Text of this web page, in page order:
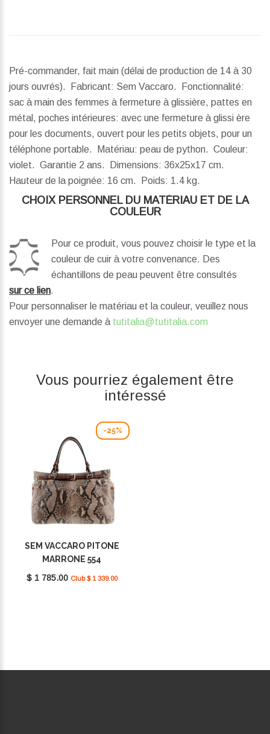
Pré-commander, fait main (délai de production de 14 à 30
jours ouvrés). Fabricant: Sem Vaccaro. Fonctionnalité:
sac à main des femmes à fermeture à glissière, pattes en
métal, poches intérieures: avec une fermeture à glissi ère
pour les documents, ouvert pour les petits objets, pour un
téléphone portable. Matériau: peau de python. Couleur:
violet. Garantie 2 ans.
Dimensions: 36x25x17 cm.
Hauteur de la poignée: 16 cm. Poids: 1.4 kg.
CHOIX PERSONNEL DU MATÉRIAU ET DE LA
COULEUR
Pour ce produit, vous pouvez choisir le type et la
couleur de cuir à votre convenance. Des
échantillons de peau peuvent être consultés
sur ce lien.
Pour personnaliser le matériau et la couleur, veuillez nous
envoyer une demande à tutitalia@tutitalia.com
Vous pourriez également être
intéressé
-25%
SEM VACCARO PITONE
MARRONE 554
$ 1 785.00 Club $ 1 339.00